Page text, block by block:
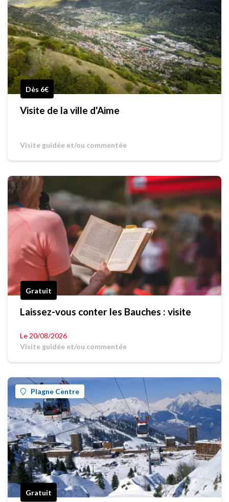
Dès 6€
Visite de la ville d'Aime
Visite guidée et/ou commentée
Gratuit
Laissez-vous conter les Bauches : visite
Le 20/08/2026
Visite guidée et/ou commentée
Plagne Centre
Gratuit